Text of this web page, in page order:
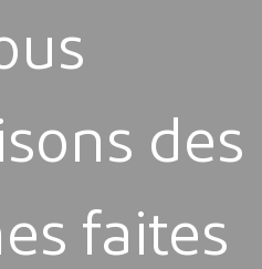
des
faites